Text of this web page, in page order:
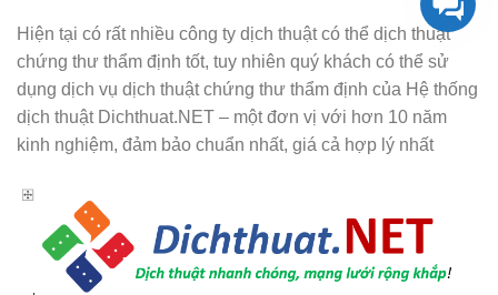
Hiện tại có rất nhiều công ty dịch thuật có thể dịch thuật
chứng thư thẩm định tốt, tuy nhiên quý khách có thể sử
dụng dịch vụ dịch thuật chứng thư thẩm định của Hệ thống
dịch thuật Dichthuat.NET – một đơn vị với hơn 10 năm
kinh nghiệm, đảm bảo chuẩn nhất, giá cả hợp lý nhất